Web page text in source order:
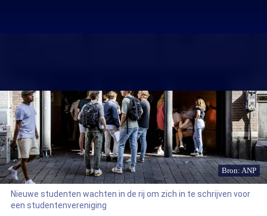
Bron: ANP
Nieuwe studenten wachten in de rij om zich in te schrijven voor
een studentenvereniging